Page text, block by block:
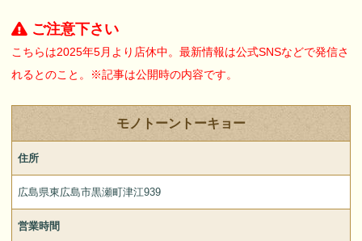
ご注意下さい
こちらは2025年5月より店休中。最新情報は公式SNSなどで発信さ
れるとのこと。※記事は公開時の内容です。
モノトーントーキョー
住所
広島県東広島市黒瀬町津江939
営業時間